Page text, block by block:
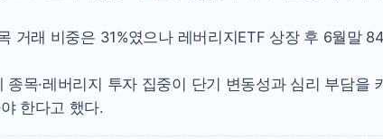
거래 비중은 31%였으나 레버리지ETF 상장 후 6월말
종목·레버리지 투자 집중이 단기 변동성과 심리 부담을
한다고 했다.